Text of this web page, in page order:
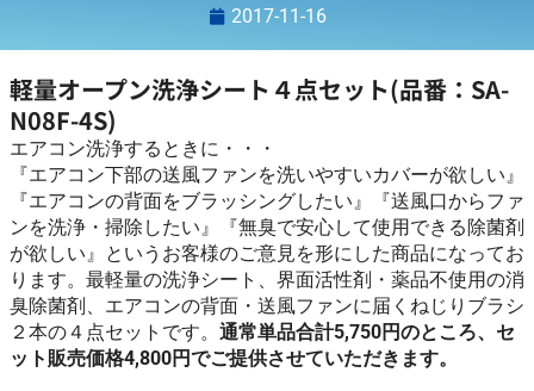
2017-11-16
軽量オープン洗浄シート４点セット(品番：SA-
N08F-4S)
エアコン洗浄するときに・・・
『エアコン下部の送風ファンを洗いやすいカバーが欲しい』
『エアコンの背面をブラッシングしたい』『送風口からファ
ンを洗浄・掃除したい』『無臭で安心して使用できる除菌剤
が欲しい』というお客様のご意見を形にした商品になってお
ります。最軽量の洗浄シート、界面活性剤・薬品不使用の消
臭除菌剤、エアコンの背面・送風ファンに届くねじりブラシ
２本の４点セットです。 通常単品合計5,750円のところ、セ
ット販売価格4,800円でご提供させていただきます。